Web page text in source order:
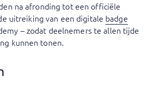
na afronding tot een officiële
uitreiking van een digitale badge
– zodat deelnemers te allen tijde
kunnen tonen.